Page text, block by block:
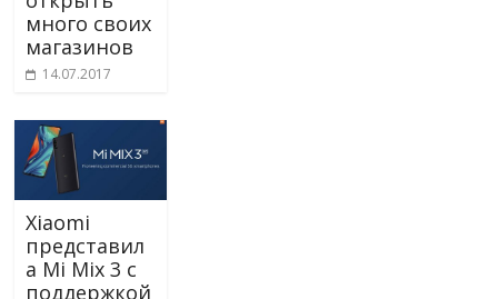
много своих
магазинов
14.07.2017
Xiaomi
представил
а Mi Mix 3 с
поддержкой